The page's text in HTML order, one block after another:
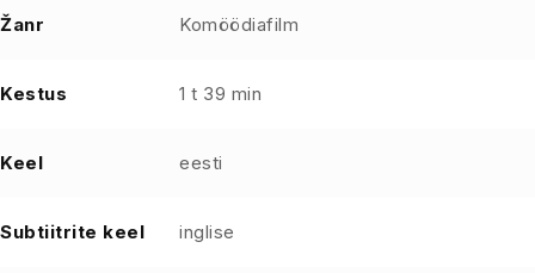
Žanr Komöödiafilm
Kestus 1 t 39 min
Keel eesti
Subtiitrite keel inglise